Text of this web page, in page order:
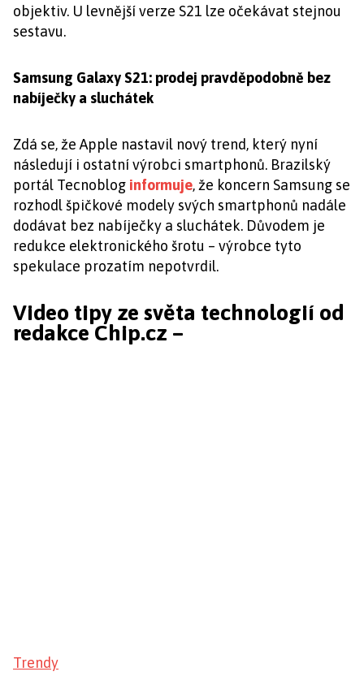
objektiv. U levnější verze S21 lze očekávat stejnou
sestavu.
Samsung Galaxy S21: prodej pravděpodobně bez
nabíječky a sluchátek
Zdá se, že Apple nastavil nový trend, který nyní
následují i ostatní výrobci smartphonů. Brazilský
portál Tecnoblog informuje, že koncern Samsung se
rozhodl špičkové modely svých smartphonů nadále
dodávat bez nabíječky a sluchátek. Důvodem je
redukce elektronického šrotu – výrobce tyto
spekulace prozatím nepotvrdil.
Video tipy ze světa technologií od
redakce Chip.cz –
Trendy